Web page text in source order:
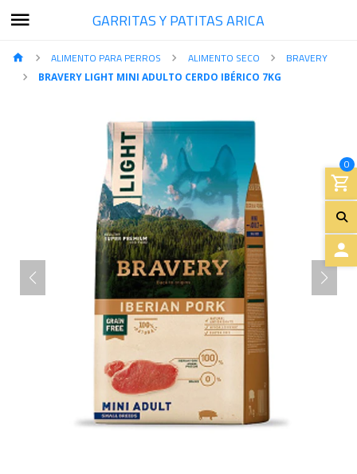
GARRITAS Y PATITAS ARICA
0
A
ALIMENTO PARA PERROS ALIMENTO SECO BRAVERY
BRAVERY LIGHT MINI ADULTO CERDO IBÉRICO 7KG